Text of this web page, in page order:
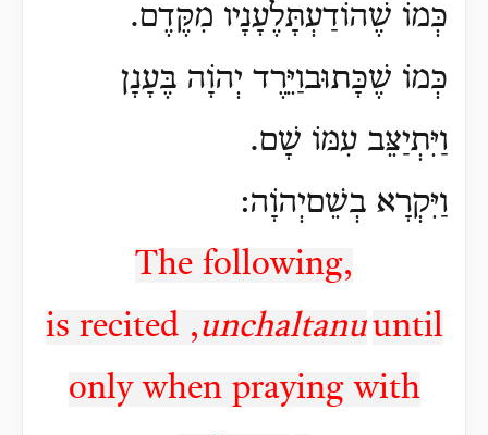
כְּמֹו שֶׁהוֹדַעְתָּלֶעָנָיו מִקֶּדֶם.
כְּמוֹ שֶׁכָּתוּבוַיֵּרֶד יְהֹוָה בֶּעָנָן
וַיִּתְיַצֵּב עִמּוֹ שָׁם.
וַיִּקְרָא בְשֵׁםיְהֹוָה:
The following,
until
unchaltanu
,
is recited
only when praying with